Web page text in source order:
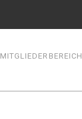
MITGLIEDERBEREICH